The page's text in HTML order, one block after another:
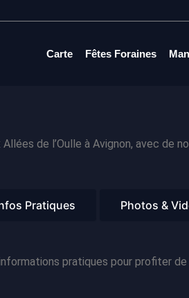
Carte Fêtes Foraines
de l’Oulle à Avignon, avec
Pratiques Photos &
pratiques pour profiter